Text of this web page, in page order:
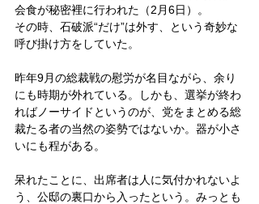
会食が秘密裡に行われた（2月6日）。
その時、石破派“だけ”は外す、という奇妙な
呼び掛け方をしていた。
昨年9月の総裁戦の慰労が名目ながら、余り
にも時期が外れている。しかも、選挙が終わ
ればノーサイドというのが、党をまとめる総
裁たる者の当然の姿勢ではないか。器が小さ
いにも程がある。
呆れたことに、出席者は人に気付かれないよ
う、公邸の裏口から入ったという。みっとも